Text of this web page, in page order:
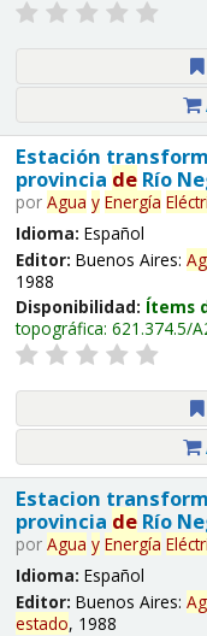
Estación
provincia deRío
por Agua y Energía
Idioma: Español
Editor: Buenos Aires:
1988
Disponibilidad: Ítems
topográfica: 621.374.5/
Estacion
provincia deRío
por Agua y Energía
Idioma: Español
Editor: Buenos Aires:
estado, 1988